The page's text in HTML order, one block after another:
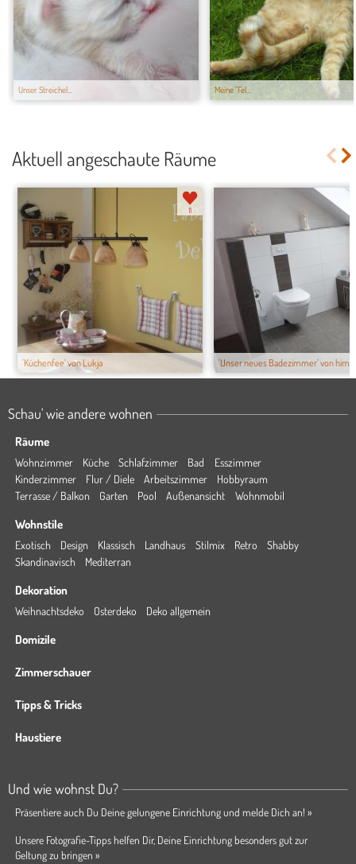
Unser Streichel... Meine "Fel...
Aktuell angeschaute Räume
'Küchenfee' von Lukja
11
'Unser neues Badezimmer' von
Schau' wie andere wohnen
Räume
Wohnzimmer Küche Schlafzimmer Bad
Esszimmer
Kinderzimmer
Flur / Diele Arbeitszimmer
Hobbyraum
Terrasse / Balkon
Garten Pool Außenansicht Wohnmobil
Wohnstile
Exotisch Design Klassisch Landhaus Stilmix Retro
Shabby
Skandinavisch
Mediterran
Dekoration
Weihnachtsdeko Osterdeko Deko allgemein
Domizile
Zimmerschauer
Tipps & Tricks
Haustiere
Und wie wohnst Du?
Präsentiere auch Du Deine gelungene Einrichtung und melde Dich an! »
Unsere Fotografie-Tipps helfen Dir, Deine Einrichtung besonders gut zur
Geltung zu bringen »